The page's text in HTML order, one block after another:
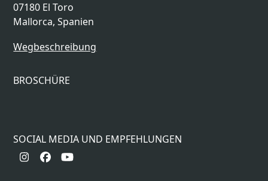
07180 El Toro
Mallorca, Spanien
Wegbeschreibung
BROSCHÜRE
SOCIAL MEDIA UND EMPFEHLUNGEN
Instagram
Facebook
YouTube